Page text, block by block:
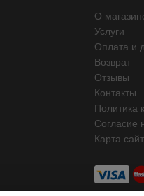
О
Услуги
Оплата и
Возврат
Отзывы
Контакты
Политика
Согласие
Карта